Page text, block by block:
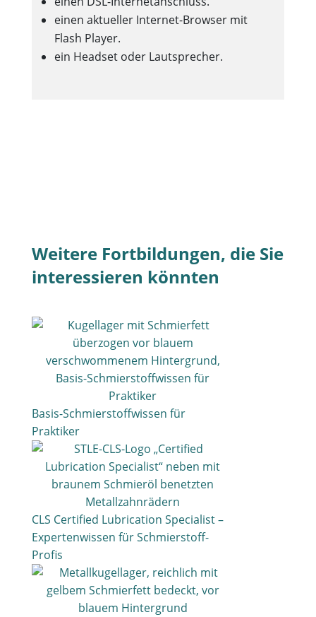
einen aktueller Internet-Browser mit
Flash Player.
ein Headset oder Lautsprecher.
Weitere Fortbildungen, die Sie
interessieren könnten
Basis-Schmierstoffwissen für
Praktiker
CLS Certified Lubrication Specialist –
Expertenwissen für Schmierstoff-
Profis